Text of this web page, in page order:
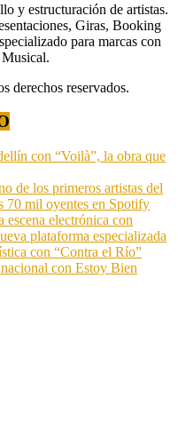
y estructuración de artistas.
Giras, Booking
para marcas con
derechos reservados.
con “Voilà”, la obra que
de los primeros artistas del
70 mil oyentes en Spotify
escena electrónica con
plataforma especializada
con “Contra el Río”
con Estoy Bien